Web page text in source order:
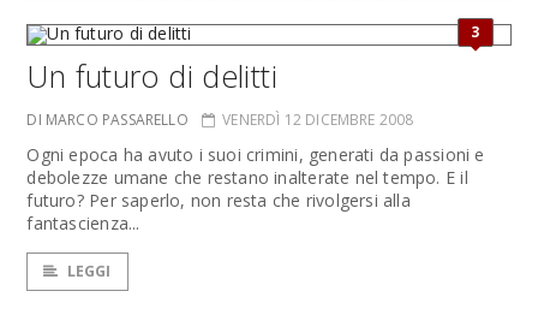
3
Un futuro di delitti
DI MARCO PASSARELLO VENERDÌ 12 DICEMBRE 2008
Ogni epoca ha avuto i suoi crimini, generati da passioni e
debolezze umane che restano inalterate nel tempo. E il
futuro? Per saperlo, non resta che rivolgersi alla
fantascienza...
LEGGI